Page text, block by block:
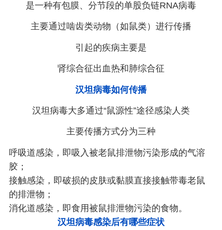
是一种有包膜、分节段的单股负链RNA病毒
主要通过啮齿类动物（如鼠类）进行传播
引起的疾病主要是
肾综合征出血热和肺综合征
汉坦病毒如何传播
汉坦病毒大多通过“鼠源性”途径感染人类
主要传播方式分为三种
呼吸道感染，即吸入被老鼠排泄物污染形成的气溶
胶；
接触感染，即破损的皮肤或黏膜直接接触带毒老鼠
的排泄物；
消化道感染，即食用被鼠排泄物污染的食物。
汉坦病毒感染后有哪些症状